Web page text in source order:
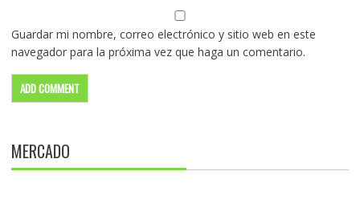
Guardar mi nombre, correo electrónico y sitio web en este
navegador para la próxima vez que haga un comentario.
MERCADO